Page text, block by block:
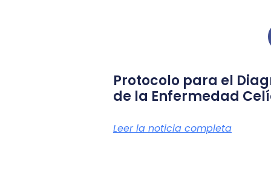
Protocolo para el
de la Enfermedad
Leer la noticia completa